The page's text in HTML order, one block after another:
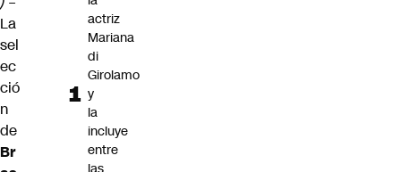
La
sel
ec
ció
n
de
Br
actriz
Mariana
di
Girolamo
y
la
incluye
entre
las